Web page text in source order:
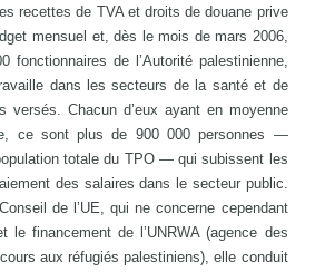
recettes de TVA et droits de douane prive
mensuel et, dès le mois de mars 2006,
fonctionnaires de l’Autorité palestinienne,
dans les secteurs de la santé et de
versés. Chacun d’eux ayant en moyenne
ce sont plus de 900 000 personnes —
totale du TPO — qui subissent les
des salaires dans le secteur public.
de l’UE, qui ne concerne cependant
le financement de l’UNRWA (agence des
aux réfugiés palestiniens), elle conduit